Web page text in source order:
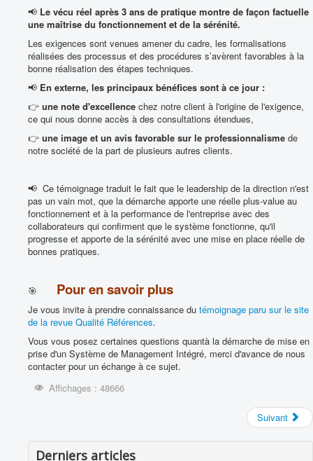
📢 Le vécu réel après 3 ans de pratique montre de façon factuelle
une maîtrise du fonctionnement et de la sérénité.
Les exigences sont venues amener du cadre, les formalisations
réalisées des processus et des procédures s’avèrent favorables à la
bonne réalisation des étapes techniques.
📢 En externe, les principaux bénéfices sont à ce jour :
👉 une note d'excellence chez notre client à l'origine de l'exigence,
ce qui nous donne accès à des consultations étendues,
👉 une image et un avis favorable sur le professionnalisme de
notre société de la part de plusieurs autres clients.
📢 Ce témoignage traduit le fait que le leadership de la direction n'est
pas un vain mot, que la démarche apporte une réelle plus-value au
fonctionnement et à la performance de l'entreprise avec des
collaborateurs qui confirment que le système fonctionne, qu'il
progresse et apporte de la sérénité avec une mise en place réelle de
bonnes pratiques.
🎯 Pour en savoir plus
Je vous invite à prendre connaissance du témoignage paru sur le site
de la revue Qualité Références.
Vous vous posez certaines questions quantà la démarche de mise en
prise d'un Système de Management Intégré, merci d'avance de nous
contacter pour un échange à ce sujet.
Affichages : 48666
Suivant
Derniers articles